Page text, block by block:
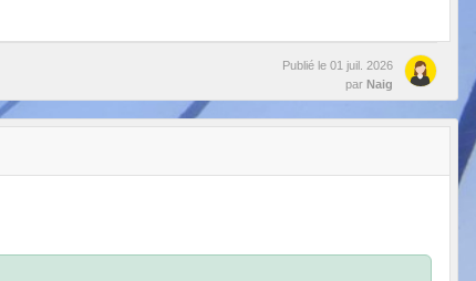
Publié le 01 juil. 2026
par Naig